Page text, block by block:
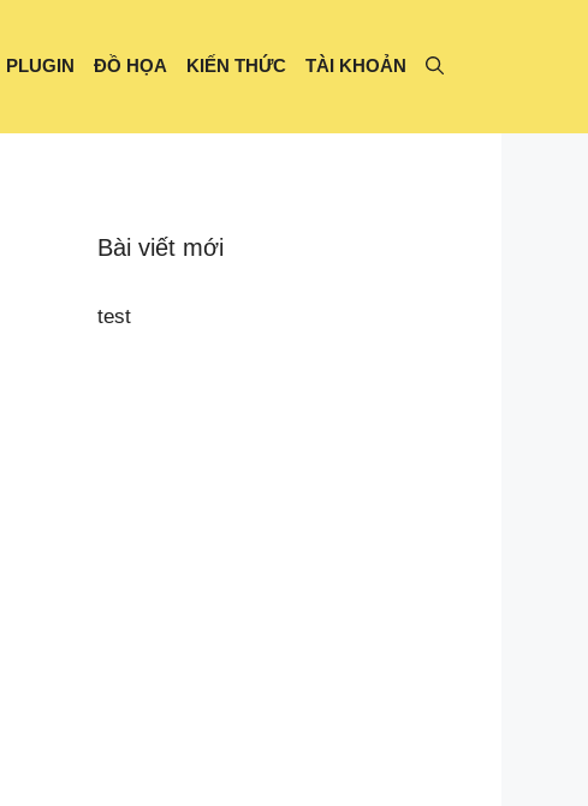
PLUGIN ĐỒ HỌA KIẾN THỨC TÀI KHOẢN
Bài viết mới
test